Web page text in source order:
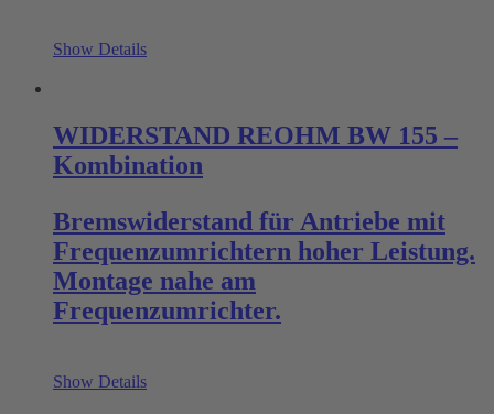
Show Details
WIDERSTAND REOHM BW 155 –
Kombination
Bremswiderstand für Antriebe mit
Frequenzumrichtern hoher Leistung.
Montage nahe am
Frequenzumrichter.
Show Details